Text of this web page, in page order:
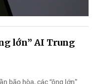
lớn” AI Trung
bão hòa, các “ông lớn”